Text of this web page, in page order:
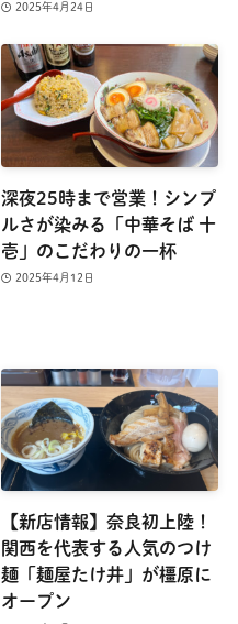
2025年4月24日
深夜25時まで営業！シンプ
ルさが染みる「中華そば 十
壱」のこだわりの一杯
2025年4月12日
【新店情報】奈良初上陸！
関西を代表する人気のつけ
麺「麺屋たけ井」が橿原に
オープン